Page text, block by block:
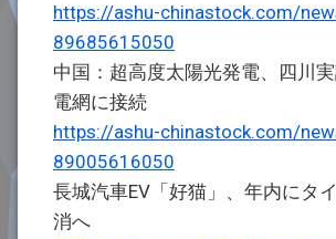
https://ashu-chinastock.com/
89685615050
中国：超高度太陽光発電、四川
電網に接続
https://ashu-chinastock.com/
89005616050
長城汽車EV「好猫」、年内にタ
消へ